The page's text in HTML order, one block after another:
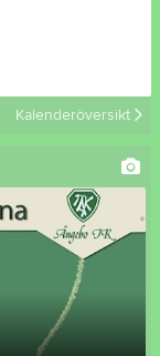
Kalenderöversikt